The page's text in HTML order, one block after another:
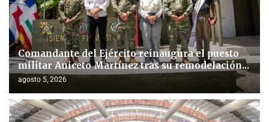
Comandante del Ejército reinaugura el puesto
militar Aniceto Martínez tras su remodelación...
agosto 5, 2026